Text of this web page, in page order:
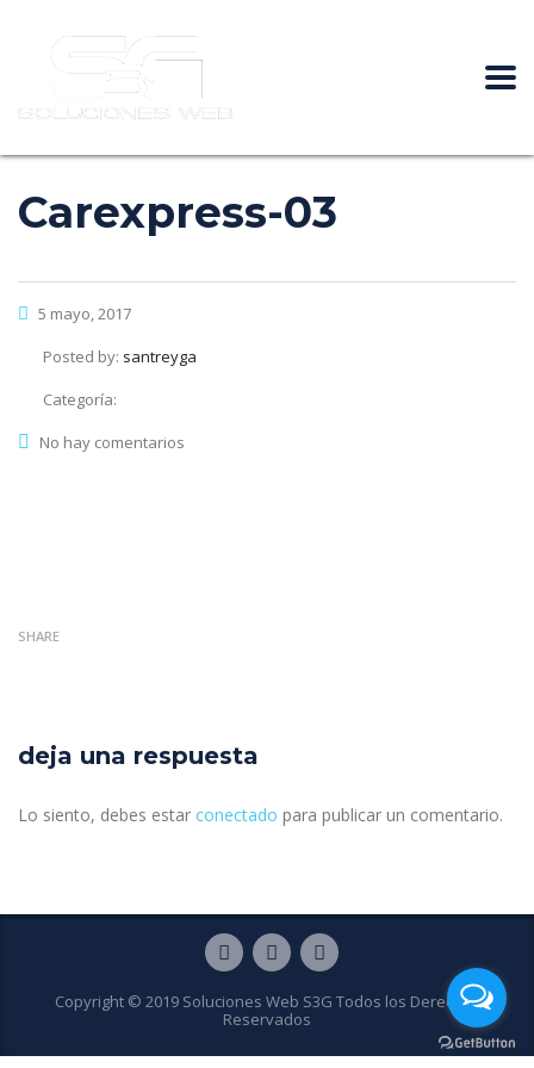
Carexpress-03
5 mayo, 2017
Posted by: santreyga
Categoría:
No hay comentarios
SHARE
deja una respuesta
Lo siento, debes estar conectado para publicar un comentario.
Copyright © 2019 Soluciones Web S3G Todos los Derechos
Reservados